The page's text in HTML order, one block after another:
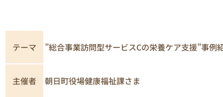
テーマ ”総合事業訪問型サービスCの栄養ケア支援”事例
主催者 朝日町役場健康福祉課さま